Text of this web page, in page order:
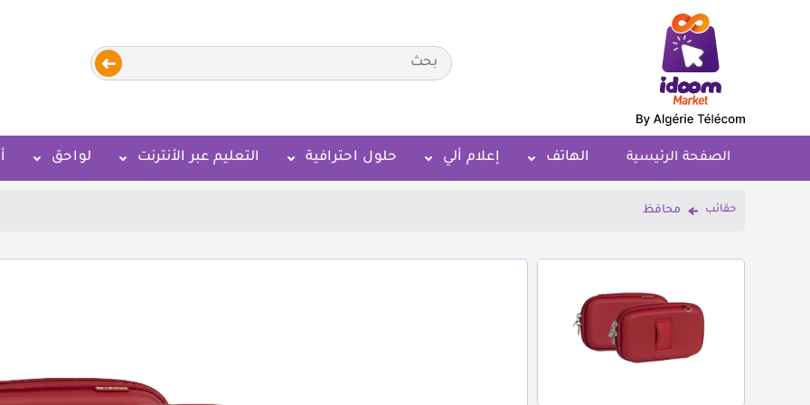
الصفحة الرئيسية الهاتف إعلام ألي حلول احترافية التعليم عبر الأنترنت لواحق
حقائب محافظ